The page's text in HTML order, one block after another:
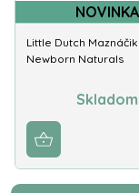
NOVINKA
Little Dutch
Newborn Naturals
Skladom